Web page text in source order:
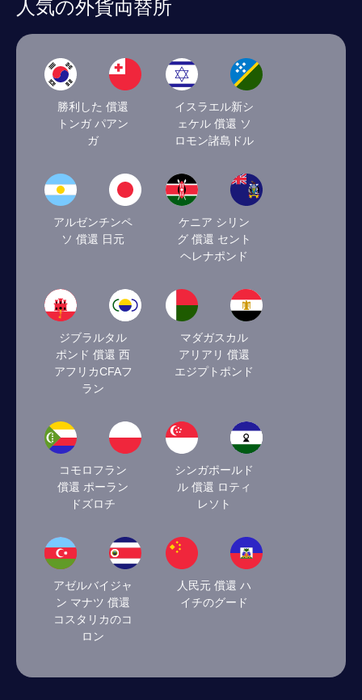
人気の外貨両替所
勝利した 償還
トンガ パアン
ガ
イスラエル新シ
ェケル 償還 ソ
ロモン諸島ドル
アルゼンチンペ
ソ 償還 日元
ケニア シリン
グ 償還 セント
ヘレナポンド
ジブラルタル
ポンド 償還 西
アフリカCFAフ
ラン
マダガスカル
アリアリ 償還
エジプトポンド
コモロフラン
償還 ポーラン
ドズロチ
シンガポールド
ル 償還 ロティ
レソト
アゼルバイジャ
ン マナツ 償還
コスタリカのコ
ロン
人民元 償還 ハ
イチのグード